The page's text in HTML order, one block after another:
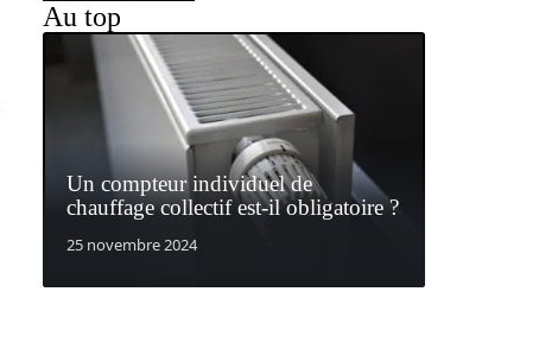
Au top
Un compteur individuel de
chauffage collectif est-il obligatoire ?
25 novembre 2024